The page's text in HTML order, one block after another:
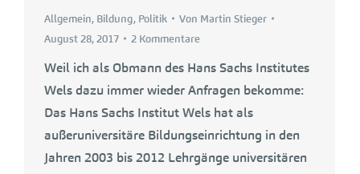
Allgemein, Bildung, Politik Von Martin Stieger
August 28, 2017
2 Kommentare
Weil ich als Obmann des Hans Sachs Institutes
Wels dazu immer wieder Anfragen bekomme:
Das Hans Sachs Institut Wels hat als
außeruniversitäre Bildungseinrichtung in den
Jahren 2003 bis 2012 Lehrgänge universitären